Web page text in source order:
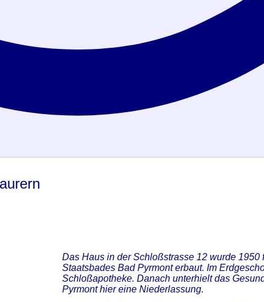
Das Haus in der Schloßstrasse 12 wurde
Staatsbades Bad Pyrmont erbaut. Im
Schloßapotheke. Danach unterhielt das
Pyrmont hier eine Niederlassung.